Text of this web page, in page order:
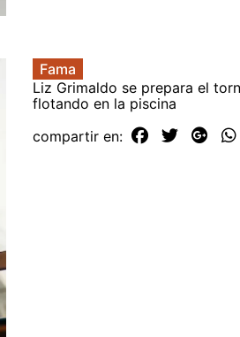
Fama
Liz Grimaldo se prepara el
flotando en la piscina
compartir en: